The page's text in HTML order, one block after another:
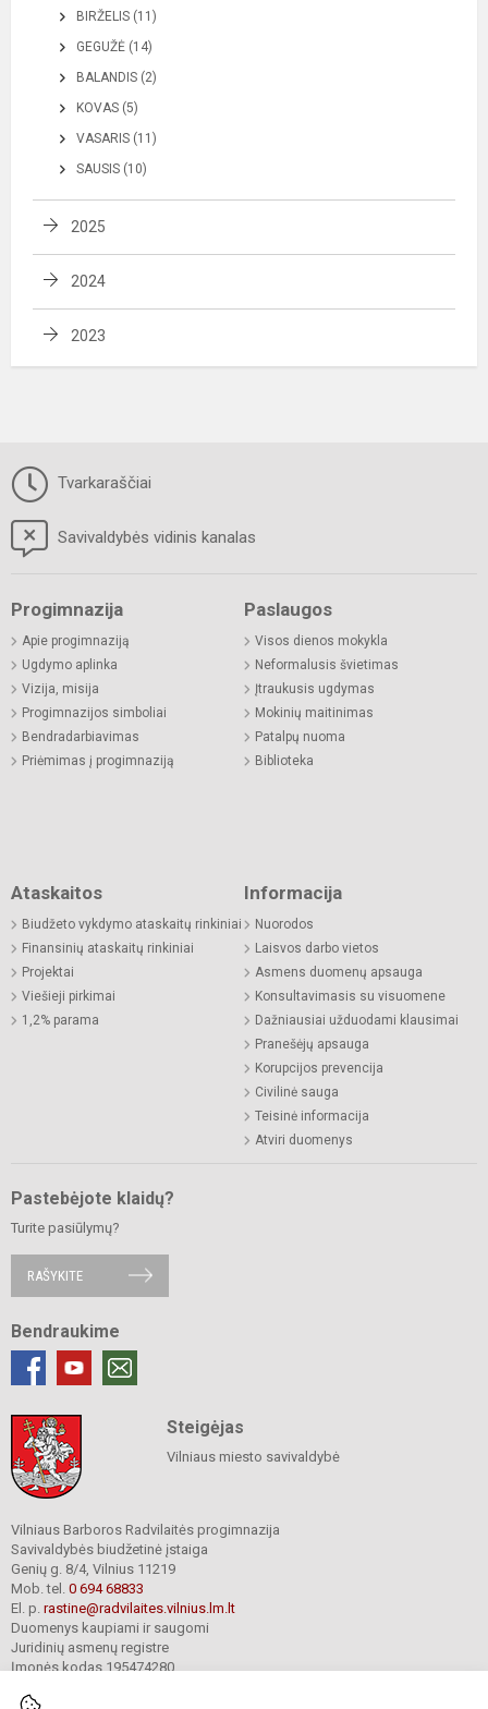
BIRŽELIS (11)
GEGUŽĖ (14)
BALANDIS (2)
KOVAS (5)
VASARIS (11)
SAUSIS (10)
2025
2024
2023
Tvarkaraščiai
Savivaldybės vidinis kanalas
Progimnazija
Apie progimnaziją
Ugdymo aplinka
Vizija, misija
Progimnazijos simboliai
Bendradarbiavimas
Priėmimas į progimnaziją
Paslaugos
Visos dienos mokykla
Neformalusis švietimas
Įtraukusis ugdymas
Mokinių maitinimas
Patalpų nuoma
Biblioteka
Ataskaitos
Biudžeto vykdymo ataskaitų rinkiniai
Finansinių ataskaitų rinkiniai
Projektai
Viešieji pirkimai
1,2% parama
Informacija
Nuorodos
Laisvos darbo vietos
Asmens duomenų apsauga
Konsultavimasis su visuomene
Dažniausiai užduodami klausimai
Pranešėjų apsauga
Korupcijos prevencija
Civilinė sauga
Teisinė informacija
Atviri duomenys
Pastebėjote klaidų?
Turite pasiūlymų?
RAŠYKITE
Bendraukime
Steigėjas
Vilniaus miesto savivaldybė
Vilniaus Barboros Radvilaitės progimnazija
Savivaldybės biudžetinė įstaiga
Genių g. 8/4, Vilnius 11219
Mob. tel. 0 694 68833
El. p. rastine@radvilaites.vilnius.lm.lt
Duomenys kaupiami ir saugomi
Juridinių asmenų registre
Įmonės kodas 195474280